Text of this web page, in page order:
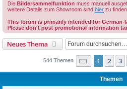
Die Bildersammelfunktion muss manuell
weitere Details zum Showroom sind hier zu finden.
This forum is primarily intended for German-
Please don't post promotional information
Neues Thema
544 Themen Seite 1von
1 2 3
Themen